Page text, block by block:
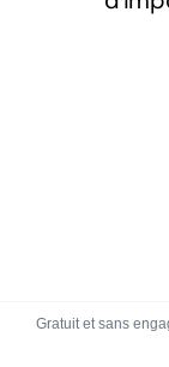
Gratuit et sans